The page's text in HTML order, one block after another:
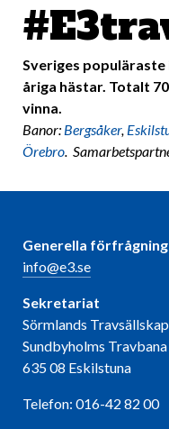
Sveriges
åriga hästar. Totalt
vinna.
Banor: Bergsåker,
Örebro.
Generella
info@e3.se
Sekretariat
Sörmlands Travsällskap
Sundbyholms Travbana
635 08 Eskilstuna
Telefon: 016-42 82 00